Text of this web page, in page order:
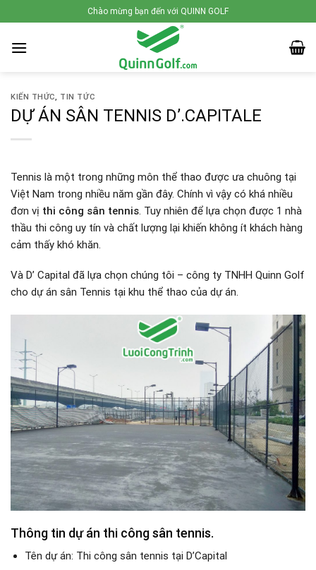
to
content
Chào mừng bạn đến với QUINN GOLF
KIẾN THỨC, TIN TỨC
DỰ ÁN SÂN TENNIS D’.CAPITALE
Tennis là một trong những môn thể thao được ưa chuông tại
Việt Nam trong nhiều năm gần đây. Chính vì vậy có khá nhiều
đơn vị thi công sân tennis . Tuy nhiên để lựa chọn được 1 nhà
thầu thi công uy tín và chất lượng lại khiến không ít khách hàng
cảm thấy khó khăn.
Và D’ Capital đã lựa chọn chúng tôi – công ty TNHH Quinn Golf
cho dự án sân Tennis tại khu thể thao của dự án.
Thông tin dự án thi công sân tennis.
Tên dự án: Thi công sân tennis tại D’Capital